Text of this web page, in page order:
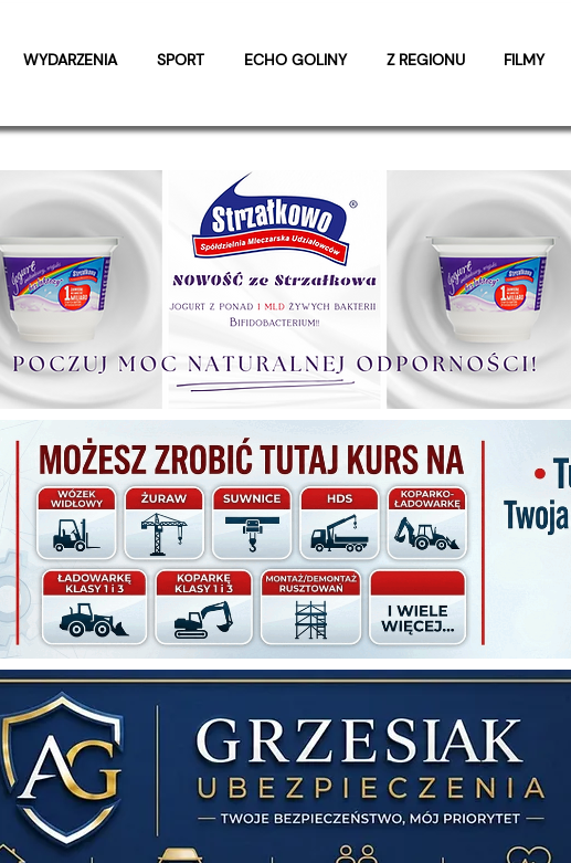
WYDARZENIA SPORT ECHO GOLINY Z REGIONU FILMY